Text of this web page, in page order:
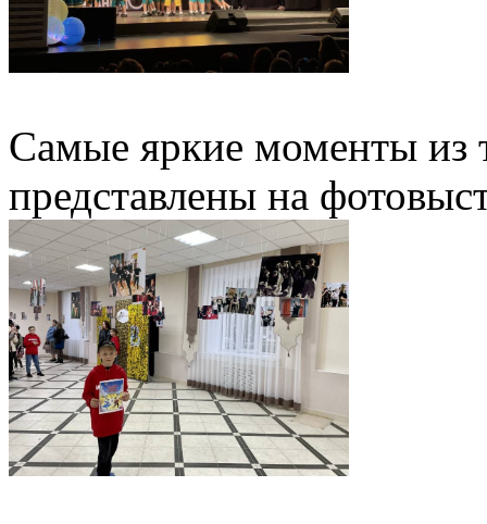
Самые яркие моменты из
представлены на